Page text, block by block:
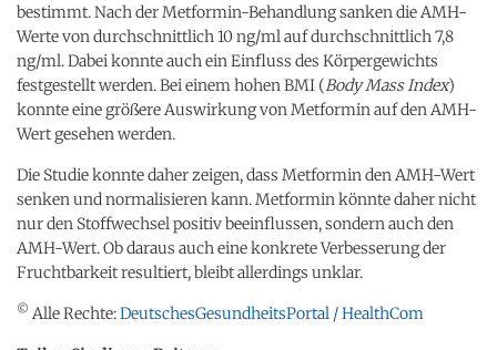
bestimmt. Nach der Metformin-Behandlung sanken die AMH-
Werte von durchschnittlich 10 ng/ml auf durchschnittlich 7,8
ng/ml. Dabei konnte auch ein Einfluss des Körpergewichts
festgestellt werden. Bei einem hohen BMI (Body Mass Index)
konnte eine größere Auswirkung von Metformin auf den AMH-
Wert gesehen werden.
Die Studie konnte daher zeigen, dass Metformin den AMH-Wert
senken und normalisieren kann. Metformin könnte daher nicht
nur den Stoffwechsel positiv beeinflussen, sondern auch den
AMH-Wert. Ob daraus auch eine konkrete Verbesserung der
Fruchtbarkeit resultiert, bleibt allerdings unklar.
© Alle Rechte:DeutschesGesundheitsPortal / HealthCom